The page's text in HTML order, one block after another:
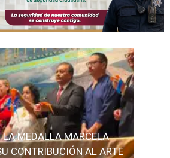
LA MEDALLA MARCELA
CONTRIBUCIÓN AL ARTE